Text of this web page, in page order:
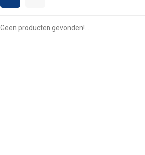
Geen producten gevonden!...